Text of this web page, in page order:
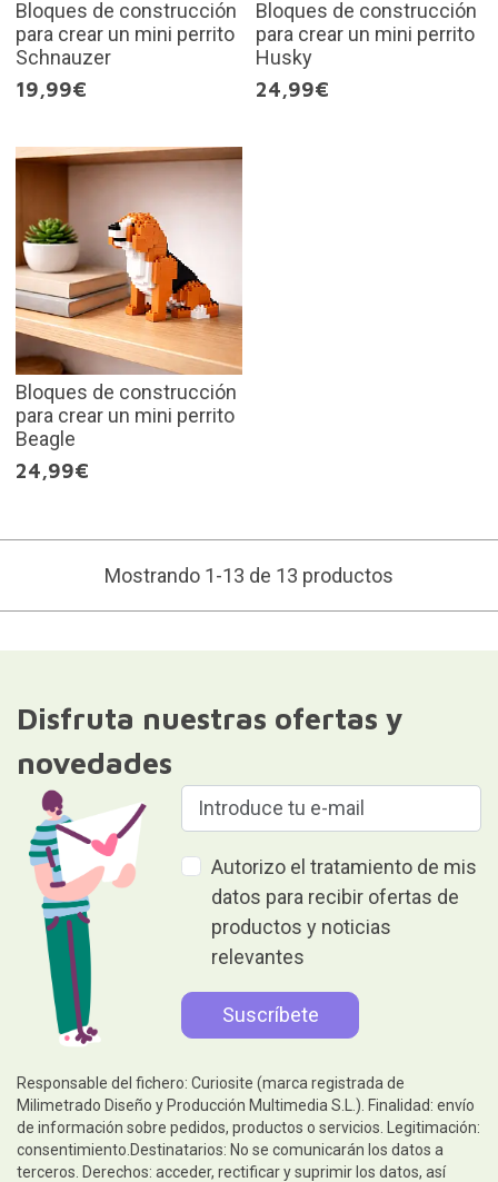
Bloques de construcción
para crear un mini perrito
Schnauzer
19,99€
Bloques de construcción
para crear un mini perrito
Husky
24,99€
Bloques de construcción
para crear un mini perrito
Beagle
24,99€
Mostrando 1-13 de 13 productos
Disfruta nuestras ofertas y
novedades
Autorizo el tratamiento de mis
datos para recibir ofertas de
productos y noticias
relevantes
Responsable del fichero: Curiosite (marca registrada de
Milimetrado Diseño y Producción Multimedia S.L.). Finalidad: envío
de información sobre pedidos, productos o servicios. Legitimación:
consentimiento.Destinatarios: No se comunicarán los datos a
terceros. Derechos: acceder, rectificar y suprimir los datos, así